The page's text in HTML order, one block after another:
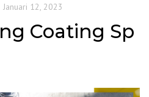
Januari 12, 2023
Coating Sp